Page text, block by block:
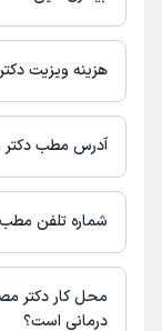
دکتر مصطفی برنامهر
فعالیت می‌کنند.
هزینه ویزیت
برای اطلاع از هزینه
بگیرید.آدرس مطب دکتر
اطلاعات مربوط به
نیست. برای دریافت
شماره تلفن
شماره تماس مطب
محل کار دکتر
درمانی است؟